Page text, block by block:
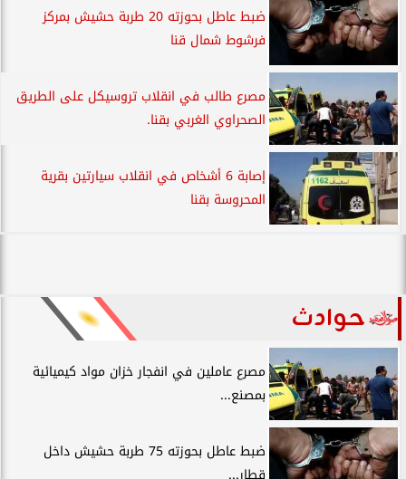
ضبط عاطل بحوزته 20 طربة حشيش بمركز
فرشوط شمال قنا
مصرع طالب في انقلاب تروسيكل على الطريق
الصحراوي الغربي بقنا.
إصابة 6 أشخاص في انقلاب سيارتين بقرية
المحروسة بقنا
حوادث
مصرع عاملين في انفجار خزان مواد كيميائية
بمصنع...
ضبط عاطل بحوزته 75 طربة حشيش داخل